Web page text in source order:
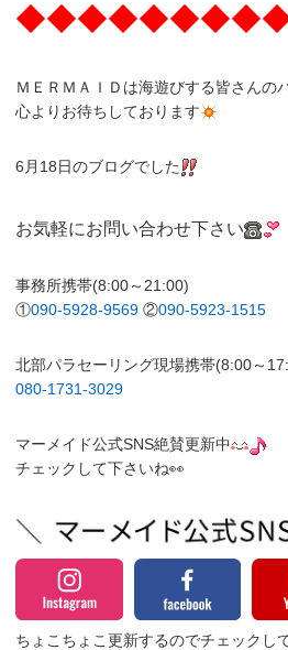
ＭＥＲＭＡＩＤは海遊びする皆さんの
心よりお待ちしております
6月18日のブログでした
お気軽にお問い合わせ下さい
事務所携帯(8:00～21:00)
①090-5928-9569 ②090-5923-1515
北部パラセーリング現場携帯(8:00～
080-1731-3029
マーメイド公式SNS絶賛更新中
チェックして下さいね👀
ちょこちょこ更新するのでチェックし